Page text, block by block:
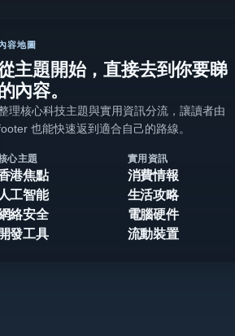
容地圖
主題開始，直接去到你要睇
內容。
理核心科技主題與實用資訊分流，讓讀者由
也能快速返到適合自己的路線。
心主題
港焦點
人工智能
絡安全
開發工具
實用資訊
消費情報
生活攻略
電腦硬件
流動裝置